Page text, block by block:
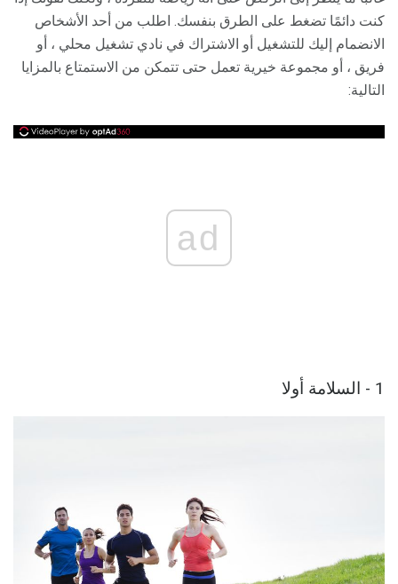
كنت دائمًا تضغط على الطرق بنفسك. اطلب من أحد الأشخاص
الانضمام إليك للتشغيل أو الاشتراك في نادي تشغيل محلي ، أو
فريق ، أو مجموعة خيرية تعمل حتى تتمكن من الاستمتاع بالمزايا
التالية:
ad
1 - السلامة أولا